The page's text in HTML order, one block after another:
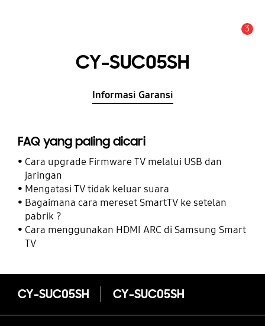
3
CY-SUC05SH
Informasi Garansi
FAQ yang paling dicari
Cara upgrade Firmware TV melalui USB dan
jaringan
Mengatasi TV tidak keluar suara
Bagaimana cara mereset SmartTV ke setelan
pabrik ?
Cara menggunakan HDMI ARC di Samsung Smart
TV
CY-SUC05SH CY-SUC05SH